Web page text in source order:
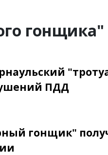
гонщика"
ПДД
гонщик"